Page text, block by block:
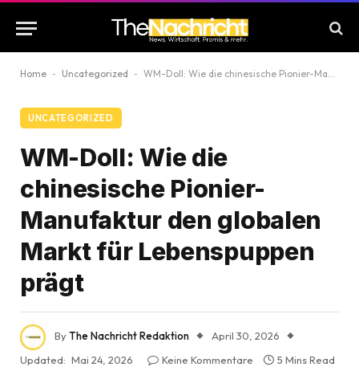
Home - Uncategorized - WM-Doll: Wie die chinesische Pionier-Manufaktur den globalen Markt für Lebenspuppen prägt
UNCATEGORIZED
WM-Doll: Wie die
chinesische Pionier-
Manufaktur den globalen
Markt für Lebenspuppen
prägt
ByThe Nachricht Redaktion
April 30, 2026
Updated: Mai 24, 2026 Keine Kommentare
5 Mins Read